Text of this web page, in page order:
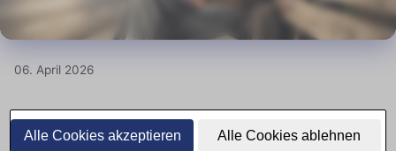
Alle Cookies akzeptieren Alle Cookies ablehnen
06. April 2026
Teilzeitarbeit kann das Vermögen